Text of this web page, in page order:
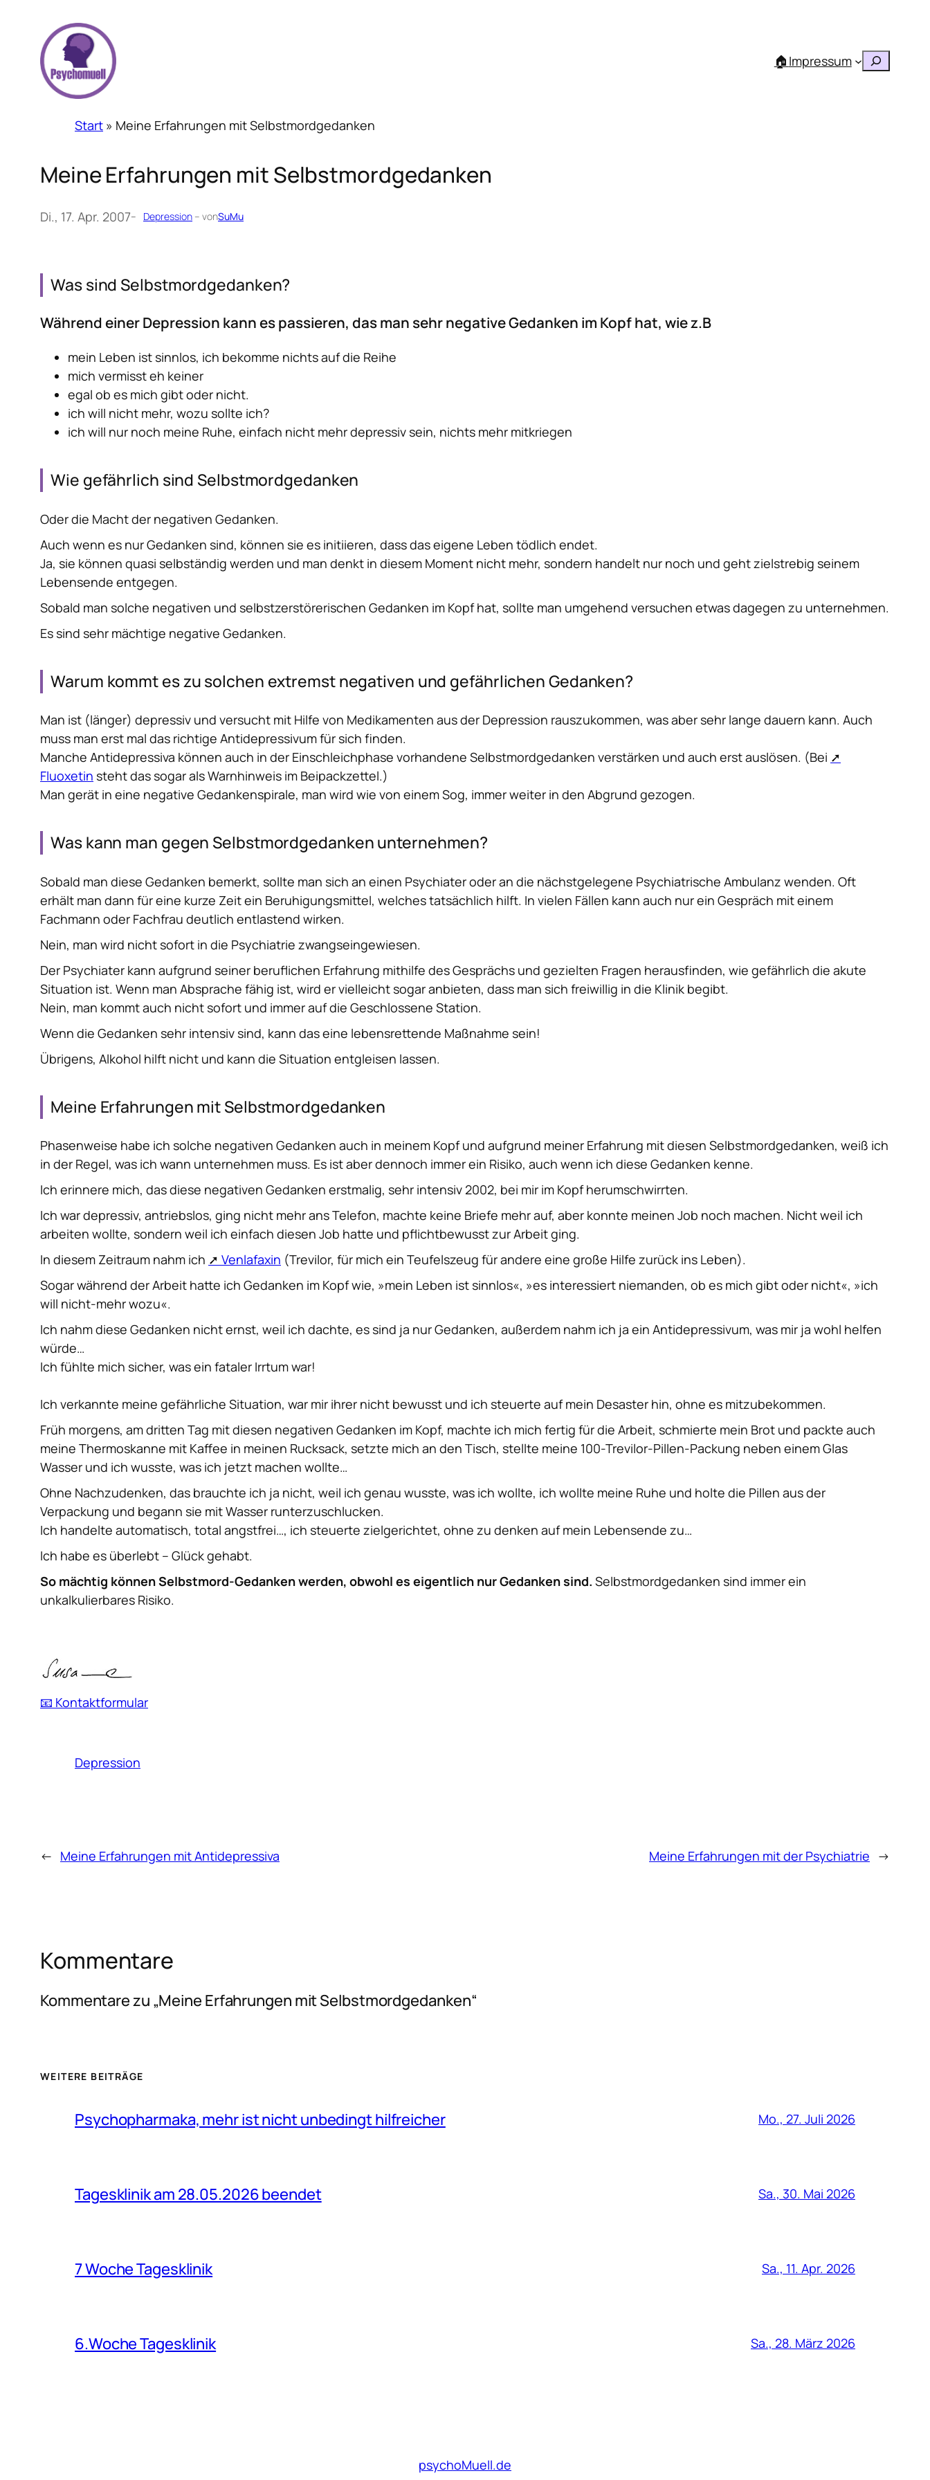
springen
🏠 Impressum Suchen
Start » Meine Erfahrungen mit Selbstmordgedanken
Meine Erfahrungen mit Selbstmordgedanken
Di., 17. Apr. 2007– Depression – vonSuMu
Was sind Selbstmordgedanken?
Während einer Depression kann es passieren, das man sehr negative Gedanken im Kopf hat, wie z.B
mein Leben ist sinnlos, ich bekomme nichts auf die Reihe
mich vermisst eh keiner
egal ob es mich gibt oder nicht.
ich will nicht mehr, wozu sollte ich?
ich will nur noch meine Ruhe, einfach nicht mehr depressiv sein, nichts mehr mitkriegen
Wie gefährlich sind Selbstmordgedanken
Oder die Macht der negativen Gedanken.
Auch wenn es nur Gedanken sind, können sie es initiieren, dass das eigene Leben tödlich endet.
Ja, sie können quasi selbständig werden und man denkt in diesem Moment nicht mehr, sondern handelt nur noch und geht zielstrebig seinem
Lebensende entgegen.
Sobald man solche negativen und selbstzerstörerischen Gedanken im Kopf hat, sollte man umgehend versuchen etwas dagegen zu unternehmen.
Es sind sehr mächtige negative Gedanken.
Warum kommt es zu solchen extremst negativen und gefährlichen Gedanken?
Man ist (länger) depressiv und versucht mit Hilfe von Medikamenten aus der Depression rauszukommen, was aber sehr lange dauern kann. Auch
muss man erst mal das richtige Antidepressivum für sich finden.
Manche Antidepressiva können auch in der Einschleichphase vorhandene Selbstmordgedanken verstärken und auch erst auslösen. (Bei
Fluoxetin steht das sogar als Warnhinweis im Beipackzettel.)
Man gerät in eine negative Gedankenspirale, man wird wie von einem Sog, immer weiter in den Abgrund gezogen.
Was kann man gegen Selbstmordgedanken unternehmen?
Sobald man diese Gedanken bemerkt, sollte man sich an einen Psychiater oder an die nächstgelegene Psychiatrische Ambulanz wenden. Oft
erhält man dann für eine kurze Zeit ein Beruhigungsmittel, welches tatsächlich hilft. In vielen Fällen kann auch nur ein Gespräch mit einem
Fachmann oder Fachfrau deutlich entlastend wirken.
Nein, man wird nicht sofort in die Psychiatrie zwangseingewiesen.
Der Psychiater kann aufgrund seiner beruflichen Erfahrung mithilfe des Gesprächs und gezielten Fragen herausfinden, wie gefährlich die akute
Situation ist. Wenn man Absprache fähig ist, wird er vielleicht sogar anbieten, dass man sich freiwillig in die Klinik begibt.
Nein, man kommt auch nicht sofort und immer auf die Geschlossene Station.
Wenn die Gedanken sehr intensiv sind, kann das eine lebensrettende Maßnahme sein!
Übrigens, Alkohol hilft nicht und kann die Situation entgleisen lassen.
Meine Erfahrungen mit Selbstmordgedanken
Phasenweise habe ich solche negativen Gedanken auch in meinem Kopf und aufgrund meiner Erfahrung mit diesen Selbstmordgedanken, weiß ich
in der Regel, was ich wann unternehmen muss. Es ist aber dennoch immerein Risiko, auch wenn ich diese Gedanken kenne.
Ich erinnere mich, das diese negativen Gedanken erstmalig, sehr intensiv 2002, bei mir im Kopf herumschwirrten.
Ich war depressiv, antriebslos, ging nicht mehr ans Telefon, machte keine Briefe mehr auf, aber konnte meinen Job noch machen. Nicht weil ich
arbeiten wollte, sondern weil ich einfach diesen Job hatte und pflichtbewusst zur Arbeit ging.
In diesem Zeitraum nahm ich
Venlafaxin (Trevilor, für mich ein Teufelszeug für andere eine große Hilfe zurück ins Leben).
Sogar während der Arbeit hatte ich Gedanken im Kopf wie, »mein Leben ist sinnlos«, »es interessiert niemanden, ob es mich gibt oder nicht«, »ich
will nicht-mehr wozu«.
Ich nahm diese Gedanken nicht ernst, weil ich dachte, es sind ja nur Gedanken, außerdem nahm ich ja ein Antidepressivum, was mir ja wohl helfen
würde…
Ich fühlte mich sicher, was ein fataler Irrtum war!
Ich verkannte meine gefährliche Situation, war mir ihrer nicht bewusst und ich steuerte auf mein Desaster hin, ohne es mitzubekommen.
Früh morgens, am dritten Tag mit diesen negativen Gedanken im Kopf, machte ich mich fertig für die Arbeit, schmierte mein Brot und packte auch
meine Thermoskanne mit Kaffee in meinen Rucksack, setzte mich an den Tisch, stellte meine 100-Trevilor-Pillen-Packung neben einem Glas
Wasser und ich wusste, was ich jetzt machen wollte…
Ohne Nachzudenken, das brauchte ich ja nicht, weil ich genau wusste, was ich wollte, ich wollte meine Ruhe und holte die Pillen aus der
Verpackung und begann sie mit Wasser runterzuschlucken.
Ich handelte automatisch, total angstfrei…, ich steuerte zielgerichtet, ohne zu denken auf mein Lebensende zu…
Ich habe es überlebt – Glück gehabt.
So mächtig können Selbstmord-Gedanken werden, obwohl es eigentlich nurGedanken sind. Selbstmordgedanken sind immerein
unkalkulierbares Risiko.
📧 Kontaktformular
Depression
← Meine Erfahrungen mit Antidepressiva Meine Erfahrungen mit der Psychiatrie →
Kommentare
Kommentare zu „Meine Erfahrungen mit Selbstmordgedanken“
WEITERE BEITRÄGE
Psychopharmaka, mehr ist nicht unbedingt hilfreicher Mo., 27. Juli 2026
Tagesklinik am 28.05.2026 beendet Sa., 30. Mai 2026
7 Woche Tagesklinik Sa., 11. Apr. 2026
6.Woche Tagesklinik Sa., 28. März 2026
psychoMuell.de